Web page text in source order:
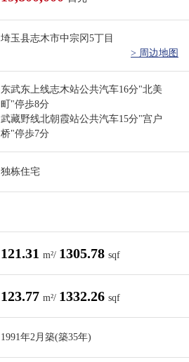
埼玉县志木市中宗冈5丁目
> 周边地图
东武东上线志木站公共汽车16分"北美
町"停歩8分
武藏野线北朝霞站公共汽车15分"宫户
桥"停歩7分
独栋住宅
121.31 m²/ 1305.78 sqf
123.77 m²/ 1332.26 sqf
1991年2月築(築35年)